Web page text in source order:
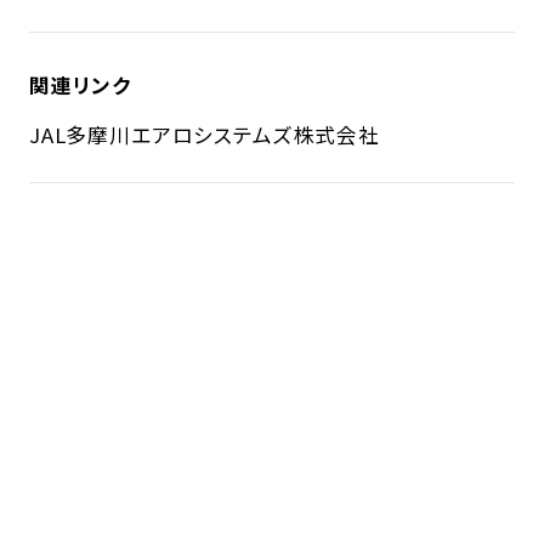
関連リンク
JAL多摩川エアロシステムズ株式会社